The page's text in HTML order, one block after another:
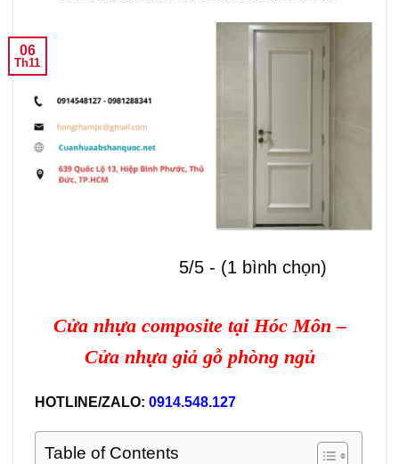
06
Th11
5/5 - (1 bình chọn)
Cửa nhựa composite tại Hóc Môn –
Cửa nhựa giả gỗ phòng ngủ
HOTLINE/ZALO: 0914.548.127
Table of Contents